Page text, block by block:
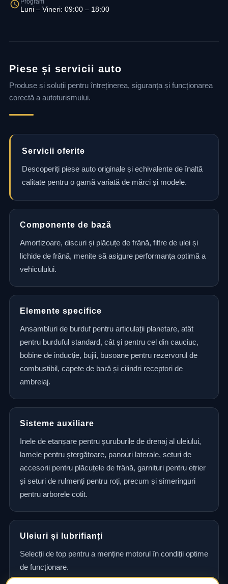
Program
Luni – Vineri: 09:00 – 18:00
Piese și servicii auto
Produse și soluții pentru întreținerea, siguranța și funcționarea
corectă a autoturismului.
Servicii oferite
Descoperiți piese auto originale și echivalente de înaltă
calitate pentru o gamă variată de mărci și modele.
Componente de bază
Amortizoare, discuri și plăcuțe de frână, filtre de ulei și
lichide de frână, menite să asigure performanța optimă a
vehiculului.
Elemente specifice
Ansambluri de burduf pentru articulații planetare, atât
pentru burduful standard, cât și pentru cel din cauciuc,
bobine de inducție, bujii, busoane pentru rezervorul de
combustibil, capete de bară și cilindri receptori de
ambreiaj.
Sisteme auxiliare
Inele de etanșare pentru șuruburile de drenaj al uleiului,
lamele pentru ștergătoare, panouri laterale, seturi de
accesorii pentru plăcuțele de frână, garnituri pentru etrier
și seturi de rulmenți pentru roți, precum și simeringuri
pentru arborele cotit.
Uleiuri și lubrifianți
Selecții de top pentru a menține motorul în condiții optime
de funcționare.